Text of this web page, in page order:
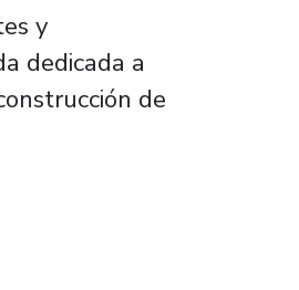
y
dedicada a
de
el Día Mundial del